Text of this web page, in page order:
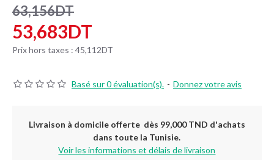
Basé sur 0 évaluation(s). - Donnez votre avis
53,683DT
63,156DT
Prix hors taxes : 45,112DT
Livraison à domicile offerte dès 99,000 TND d'achats
dans toute la Tunisie.
Voir les informations et délais de livraison